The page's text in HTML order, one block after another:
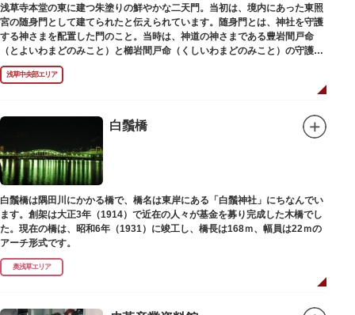
浅草寺本堂の東に建つ朱塗りの鮮やかな二天門。当初は、境内にあった東照
宮の随身門として建てられたと伝えられています。随身門とは、神社を守護
する神さまを配置した門のこと。当時は、神道の神さまである豊岩間戸命
（とよいわまどのみこと）と櫛岩間戸命（くしいわまどのみこと）の守護神
像が左右に祀られていました。
しかし、1868年（明治元年）に明治政府が発令した神仏分離令により、仏教
寺院である浅草寺には、この2柱の神さまの像を祀ることができなくなりま
鶴岡八幡宮にあった仏教の守護神である広目天（こうもくてん）と持国天
（じこくてん）の像を二天門に安置。これに伴い、正式名称が随身門から二
天門に変更されました。
その後、第二次世界大戦により2柱の像は焼失。現在は、上野の寛永寺（か
んえいじ）の四代将軍徳川家綱霊廟にあった持国天と増長天（ぞうちょうて
ん）の像が祀られています。持国天と増長天は、四天王と呼ばれる仏さまと
して知られていますが、四天王は仏教の守護神であることから武装した姿。
どちらも、鎌倉時代以降に流行した複数の木材を組み合わせる技法「寄木
造」により造られています。
浅草中央部エリア
白鬚橋
白鬚橋は隅田川にかかる橋で、橋名は東岸にある「白鬚神社」にちなんでい
ます。創架は大正3年（1914）で近在の人々が基金を募り完成した木橋でし
た。現在の橋は、昭和6年（1931）に竣工し、橋長は168ｍ、幅員は22ｍの
アーチ形式です。
奥浅草エリア